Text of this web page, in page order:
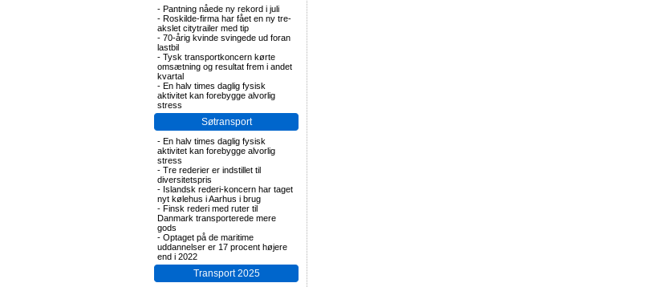
- Pantning nåede ny rekord i juli
- Roskilde-firma har fået en ny tre-
akslet citytrailer med tip
- 70-årig kvinde svingede ud foran
lastbil
- Tysk transportkoncern kørte
omsætning og resultat frem i andet
kvartal
- En halv times daglig fysisk
aktivitet kan forebygge alvorlig
stress
Søtransport
- En halv times daglig fysisk
aktivitet kan forebygge alvorlig
stress
- Tre rederier er indstillet til
diversitetspris
- Islandsk rederi-koncern har taget
nyt kølehus i Aarhus i brug
- Finsk rederi med ruter til
Danmark transporterede mere
gods
- Optaget på de maritime
uddannelser er 17 procent højere
end i 2022
Transport 2025